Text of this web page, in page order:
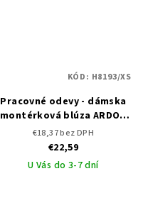
Pracovné odevy - dámska
montérková blúza ARDON
COOL TREND
€18,37 bez DPH
€22,59
U Vás do 3-7 dní
KÓD: H8193/XS